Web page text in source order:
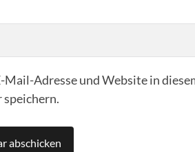
Mail-Adresse und Website in